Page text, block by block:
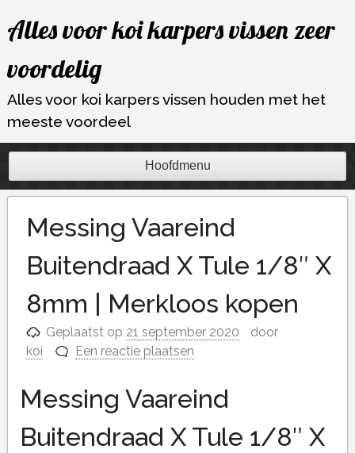
naar
inhoud
Alles voor koi karpers vissen zeer
voordelig
Alles voor koi karpers vissen houden met het
meeste voordeel
Hoofdmenu
Messing Vaareind
Buitendraad X Tule 1/8″ X
8mm | Merkloos kopen
Geplaatst op 21 september 2020
door
koi
Een reactie plaatsen
Messing Vaareind
Buitendraad X Tule 1/8″ X